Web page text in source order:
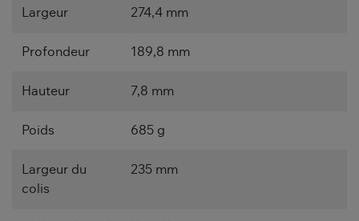
Largeur 274,4 mm
Profondeur 189,8 mm
Hauteur 7,8 mm
Poids 685 g
Largeur du
colis
235 mm